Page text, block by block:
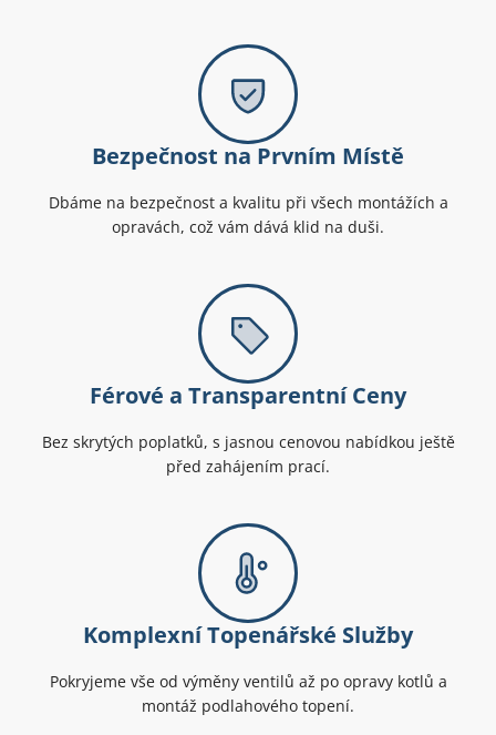
Bezpečnost na Prvním Místě
Dbáme na bezpečnost a kvalitu při všech montážích a
opravách, což vám dává klid na duši.
Férové a Transparentní Ceny
Bez skrytých poplatků, s jasnou cenovou nabídkou ještě
před zahájením prací.
Komplexní Topenářské Služby
Pokryjeme vše od výměny ventilů až po opravy kotlů a
montáž podlahového topení.